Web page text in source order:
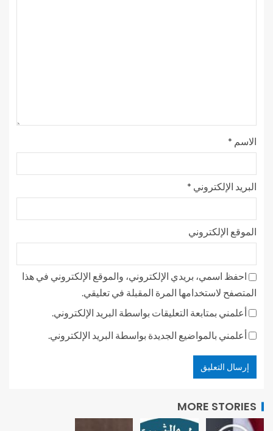
الاسم *
البريد الإلكتروني *
الموقع الإلكتروني
احفظ اسمي، بريدي الإلكتروني، والموقع الإلكتروني في هذا
المتصفح لاستخدامها المرة المقبلة في تعليقي.
أعلمني بمتابعة التعليقات بواسطة البريد الإلكتروني.
أعلمني بالمواضيع الجديدة بواسطة البريد الإلكتروني.
MORE STORIES